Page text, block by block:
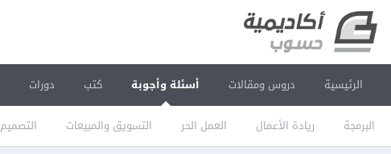
الرئيسية دروس ومقالات أسئلة وأجوبة
البرمجة ريادة الأعمال العمل الحر التسويق والمبيعات التصميم
كتب دورات